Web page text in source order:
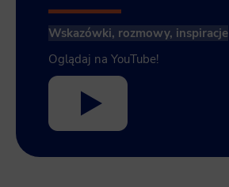
Wskazówki, rozmowy, inspiracje
Oglądaj na YouTube!